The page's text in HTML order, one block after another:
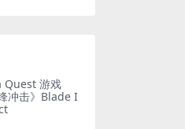
Quest 游戏
冲击》Blade I